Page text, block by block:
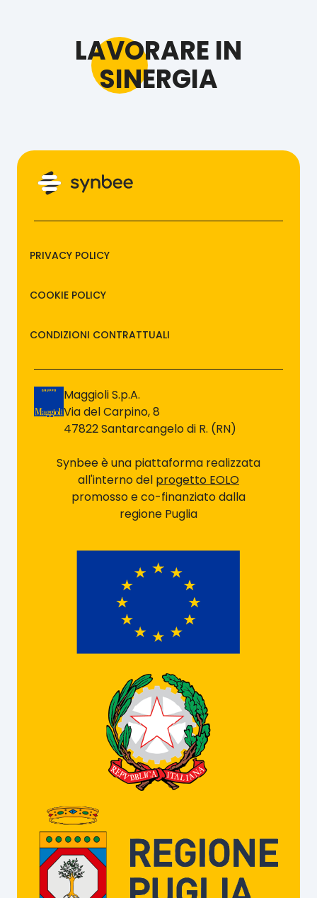
LAVORARE IN
SINERGIA
PRIVACY POLICY
COOKIE POLICY
CONDIZIONI CONTRATTUALI
Maggioli S.p.A.
Via del Carpino, 8
47822 Santarcangelo di R. (RN)
Synbee è una piattaforma realizzata
all'interno del progetto EOLO
promosso e co-finanziato dalla
regione Puglia